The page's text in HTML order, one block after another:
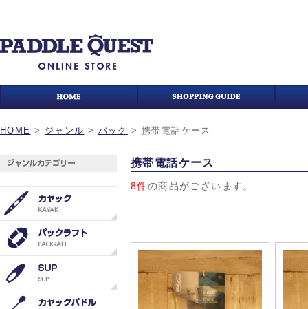
HOME > ジャンル > バック >携帯電話ケース
携帯電話ケース
8件の商品がございます。